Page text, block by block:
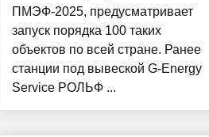
ПМЭФ-2025, предусматривает
запуск порядка 100 таких
объектов по всей стране. Ранее
станции под вывеской G-Energy
Service РОЛЬФ ...